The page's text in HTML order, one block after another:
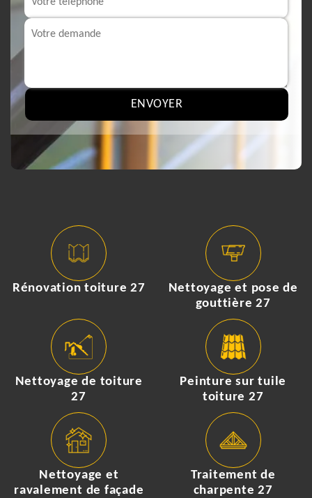
Rénovation toiture 27
Nettoyage et pose de
gouttière 27
Nettoyage de toiture
27
Peinture sur tuile
toiture 27
Nettoyage et
ravalement de façade
Traitement de
charpente 27